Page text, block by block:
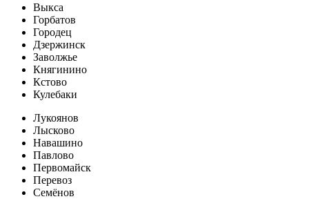
Выкса
Горбатов
Городец
Дзержинск
Заволжье
Княгинино
Кстово
Кулебаки
Лукоянов
Лысково
Навашино
Павлово
Первомайск
Перевоз
Семёнов